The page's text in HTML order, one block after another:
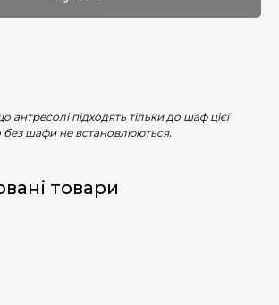
антресолі підходять тільки до шаф цієї
без шафи не встановлюються.
товари